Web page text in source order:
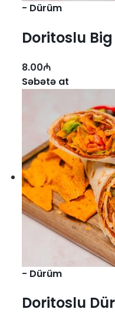
- Dürüm
Doritoslu
8.00₼
Səbətə at
- Dürüm
Doritoslu